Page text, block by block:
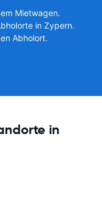
Mietwagen.
in Zypern.
Abholort.
in